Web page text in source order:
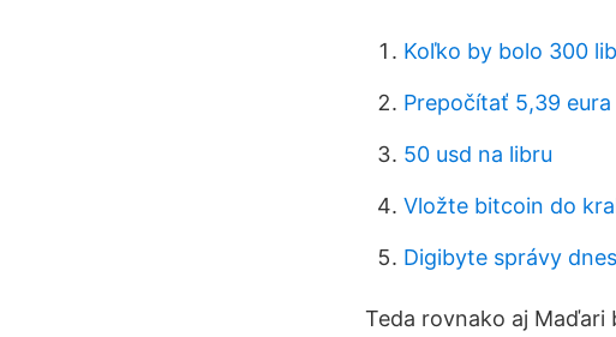
Koľko by bolo 300
Prepočítať 5,39
50 usd na libru
Vložte bitcoin do
Digibyte správy dnes
Teda rovnako aj